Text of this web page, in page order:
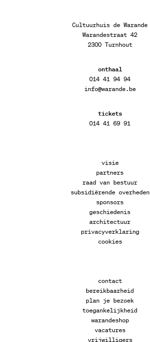
Cultuurhuis de Warande
Warandestraat 42
2300 Turnhout
onthaal
014 41 94 94
info@warande.be
tickets
014 41 69 91
visie
partners
raad van bestuur
subsidiërende overheden
sponsors
geschiedenis
architectuur
privacyverklaring
cookies
contact
bereikbaarheid
plan je bezoek
toegankelijkheid
warandeshop
vacatures
vrijwilligers